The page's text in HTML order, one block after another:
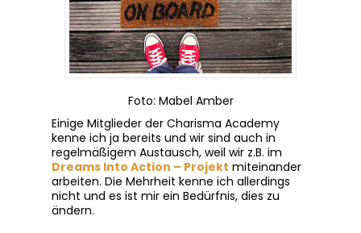
Foto: Mabel Amber
Einige Mitglieder der Charisma Academy
kenne ich ja bereits und wir sind auch in
regelmäßigem Austausch, weil wir z.B. im
Dreams Into Action – Projekt miteinander
arbeiten. Die Mehrheit kenne ich allerdings
nicht und es ist mir ein Bedürfnis, dies zu
ändern.